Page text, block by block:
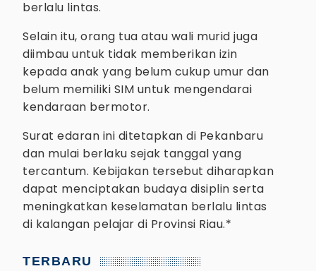
berlalu lintas.
Selain itu, orang tua atau wali murid juga
diimbau untuk tidak memberikan izin
kepada anak yang belum cukup umur dan
belum memiliki SIM untuk mengendarai
kendaraan bermotor.
Surat edaran ini ditetapkan di Pekanbaru
dan mulai berlaku sejak tanggal yang
tercantum. Kebijakan tersebut diharapkan
dapat menciptakan budaya disiplin serta
meningkatkan keselamatan berlalu lintas
di kalangan pelajar di Provinsi Riau.*
TERBARU